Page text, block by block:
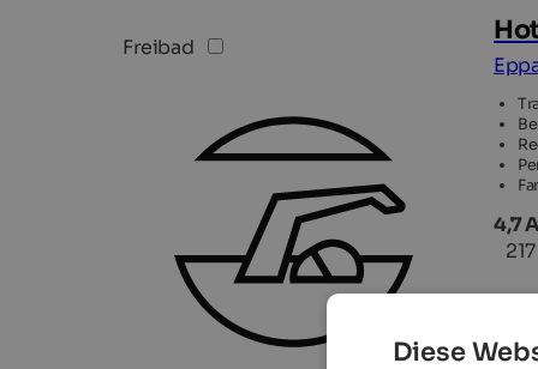
Freibad
4,7
Diese